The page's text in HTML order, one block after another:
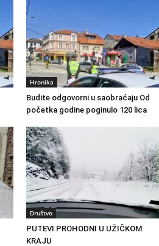
Hronika
Budite odgovorni u saobraćaju Od
početka godine poginulo 120 lica
Društvo
PUTEVI PROHODNI U UŽIČKOM
KRAJU